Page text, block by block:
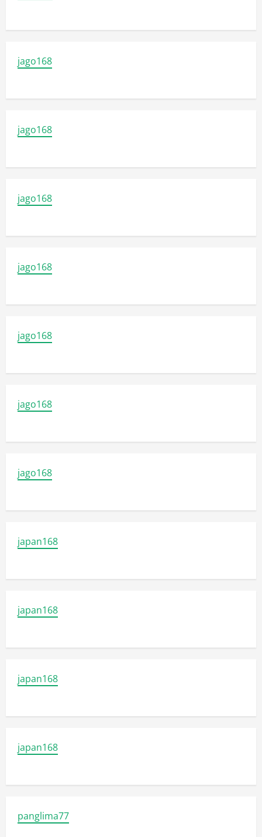
jago168
jago168
jago168
jago168
jago168
jago168
jago168
japan168
japan168
japan168
japan168
panglima77